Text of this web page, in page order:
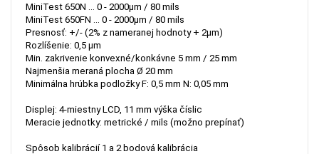
MiniTest 650N ... 0 - 2000μm / 80 mils
MiniTest 650FN ... 0 - 2000μm / 80 mils
Presnosť: +/- (2% z nameranej hodnoty + 2μm)
Rozlíšenie: 0,5 μm
Min. zakrivenie konvexné/konkávne 5 mm / 25 mm
Najmenšia meraná plocha Ø 20 mm
Minimálna hrúbka podložky F: 0,5 mm N: 0,05 mm
Displej: 4-miestny LCD, 11 mm výška číslic
Meracie jednotky: metrické / mils (možno prepínať)
Spôsob kalibrácií 1 a 2 bodová kalibrácia